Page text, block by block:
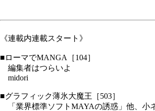
《連載内連載スタート》
■ローマでMANGA［104］
編集者はつらいよ
midori
■グラフィック薄氷大魔王［503］
「業界標準ソフトMAYAの誘惑」他、小